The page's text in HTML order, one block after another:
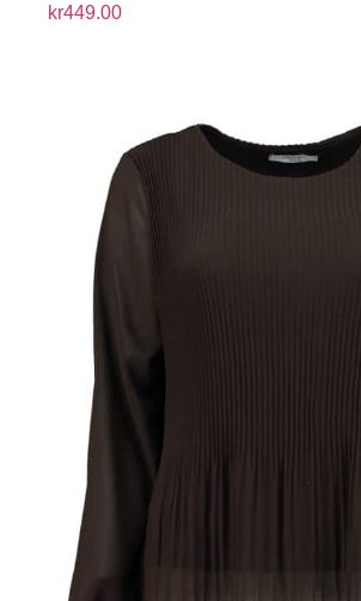
kr449.00